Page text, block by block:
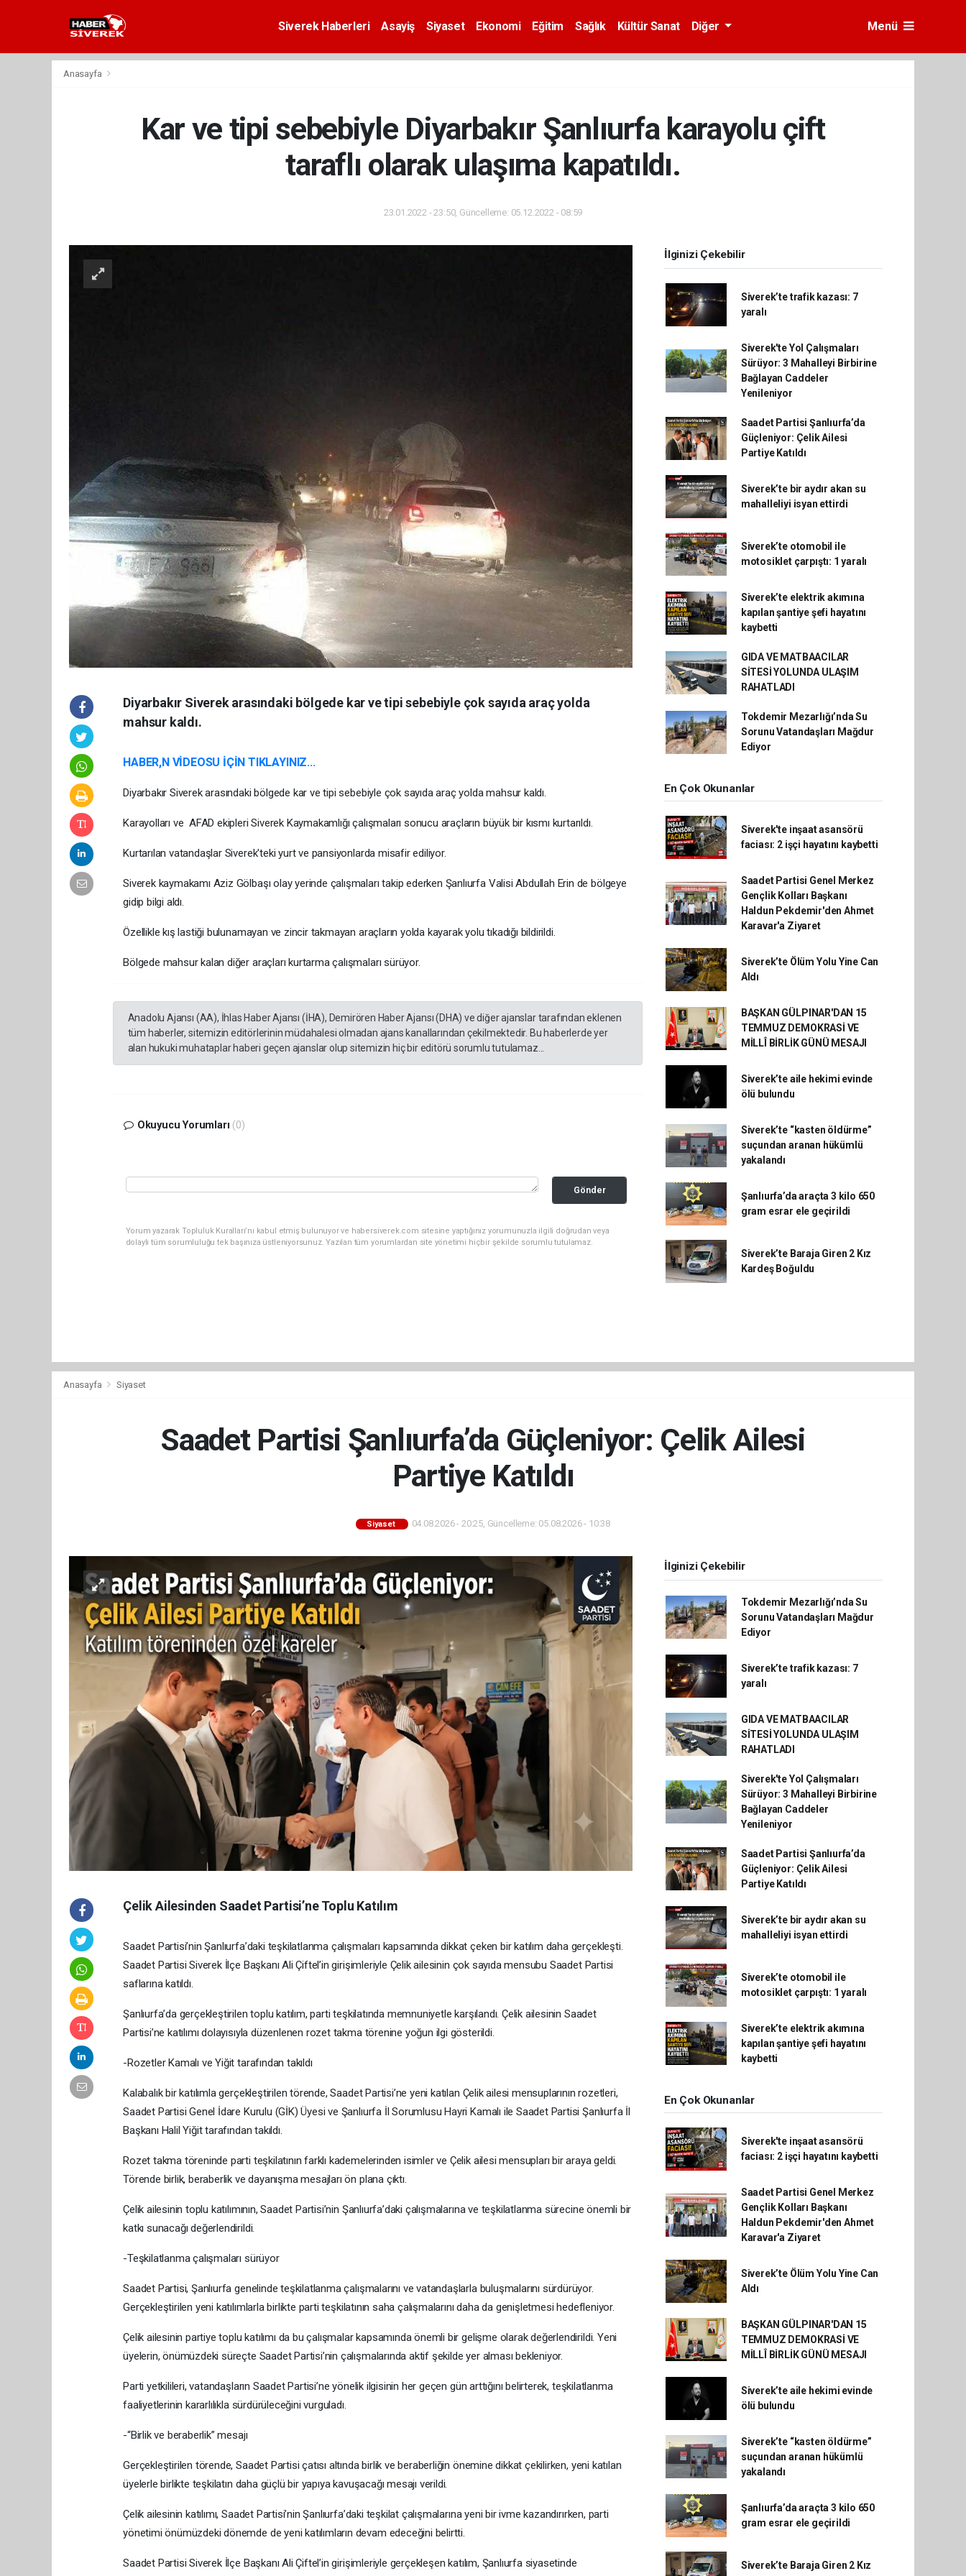
Siverek Haberleri Asayiş Siyaset Ekonomi Eğitim Sağlık Kültür Sanat Diğer Menü
Anasayfa
Kar ve tipi sebebiyle Diyarbakır Şanlıurfa karayolu çift
taraflı olarak ulaşıma kapatıldı.
23.01.2022 - 23:50, Güncelleme: 05.12.2022 - 08:59
Diyarbakır Siverek arasındaki bölgede kar ve tipi sebebiyle çok sayıda araç yolda
mahsur kaldı.
HABER,N VİDEOSU İÇİN TIKLAYINIZ...
Diyarbakır Siverek arasındaki bölgede kar ve tipi sebebiyle çok sayıda araç yolda mahsur kaldı.
Karayolları ve AFAD ekipleri Siverek Kaymakamlığı çalışmaları sonucu araçların büyük bir kısmı kurtarıldı.
Kurtarılan vatandaşlar Siverek'teki yurt ve pansiyonlarda misafir ediliyor.
Siverek kaymakamı Aziz Gölbaşı olay yerinde çalışmaları takip ederken Şanlıurfa Valisi Abdullah Erin de bölgeye
gidip bilgi aldı.
Özellikle kış lastiği bulunamayan ve zincir takmayan araçların yolda kayarak yolu tıkadığı bildirildi.
Bölgede mahsur kalan diğer araçları kurtarma çalışmaları sürüyor.
Anadolu Ajansı (AA), İhlas Haber Ajansı (İHA), Demirören Haber Ajansı (DHA) ve diğer ajanslar tarafından eklenen
tüm haberler, sitemizin editörlerinin müdahalesi olmadan ajans kanallarından çekilmektedir. Bu haberlerde yer
alan hukuki muhataplar haberi geçen ajanslar olup sitemizin hiç bir editörü sorumlu tutulamaz...
Okuyucu Yorumları (0)
Gönder
Yorum yazarak Topluluk Kuralları’nı kabul etmiş bulunuyor ve habersiverek.com sitesine yaptığınız yorumunuzla ilgili doğrudan veya
dolaylı tüm sorumluluğu tek başınıza üstleniyorsunuz. Yazılan tüm yorumlardan site yönetimi hiçbir şekilde sorumlu tutulamaz.
İlginizi Çekebilir
Siverek’te trafik kazası: 7
yaralı
Siverek'te Yol Çalışmaları
Sürüyor: 3 Mahalleyi Birbirine
Bağlayan Caddeler
Yenileniyor
Saadet Partisi Şanlıurfa’da
Güçleniyor: Çelik Ailesi
Partiye Katıldı
Siverek’te bir aydır akan su
mahalleliyi isyan ettirdi
Siverek’te otomobil ile
motosiklet çarpıştı: 1 yaralı
Siverek’te elektrik akımına
kapılan şantiye şefi hayatını
kaybetti
GIDA VE MATBAACILAR
SİTESİ YOLUNDA ULAŞIM
RAHATLADI
Tokdemir Mezarlığı’nda Su
Sorunu Vatandaşları Mağdur
Ediyor
En Çok Okunanlar
Siverek'te inşaat asansörü
faciası: 2 işçi hayatını kaybetti
Saadet Partisi Genel Merkez
Gençlik Kolları Başkanı
Haldun Pekdemir'den Ahmet
Karavar'a Ziyaret
Siverek’te Ölüm Yolu Yine Can
Aldı
BAŞKAN GÜLPINAR'DAN 15
TEMMUZ DEMOKRASİ VE
MİLLÎ BİRLİK GÜNÜ MESAJI
Siverek’te aile hekimi evinde
ölü bulundu
Siverek’te “kasten öldürme”
suçundan aranan hükümlü
yakalandı
Şanlıurfa’da araçta 3 kilo 650
gram esrar ele geçirildi
Siverek’te Baraja Giren 2 Kız
Kardeş Boğuldu
Anasayfa Siyaset
Saadet Partisi Şanlıurfa’da Güçleniyor: Çelik Ailesi
Partiye Katıldı
Siyaset 04.08.2026 - 20:25, Güncelleme: 05.08.2026 - 10:38
Çelik Ailesinden Saadet Partisi’ne Toplu Katılım
Saadet Partisi’nin Şanlıurfa’daki teşkilatlanma çalışmaları kapsamında dikkat çeken bir katılım daha gerçekleşti.
Saadet Partisi Siverek İlçe Başkanı Ali Çiftel’in girişimleriyle Çelik ailesinin çok sayıda mensubu Saadet Partisi
saflarına katıldı.
Şanlıurfa’da gerçekleştirilen toplu katılım, parti teşkilatında memnuniyetle karşılandı. Çelik ailesinin Saadet
Partisi’ne katılımı dolayısıyla düzenlenen rozet takma törenine yoğun ilgi gösterildi.
-Rozetler Kamalı ve Yiğit tarafından takıldı
Kalabalık bir katılımla gerçekleştirilen törende, Saadet Partisi’ne yeni katılan Çelik ailesi mensuplarının rozetleri,
Saadet Partisi Genel İdare Kurulu (GİK) Üyesi ve Şanlıurfa İl Sorumlusu Hayri Kamalı ile Saadet Partisi Şanlıurfa İl
Başkanı Halil Yiğit tarafından takıldı.
Rozet takma töreninde parti teşkilatının farklı kademelerinden isimler ve Çelik ailesi mensupları bir araya geldi.
Törende birlik, beraberlik ve dayanışma mesajları ön plana çıktı.
Çelik ailesinin toplu katılımının, Saadet Partisi’nin Şanlıurfa’daki çalışmalarına ve teşkilatlanma sürecine önemli bir
katkı sunacağı değerlendirildi.
-Teşkilatlanma çalışmaları sürüyor
Saadet Partisi, Şanlıurfa genelinde teşkilatlanma çalışmalarını ve vatandaşlarla buluşmalarını sürdürüyor.
Gerçekleştirilen yeni katılımlarla birlikte parti teşkilatının saha çalışmalarını daha da genişletmesi hedefleniyor.
Çelik ailesinin partiye toplu katılımı da bu çalışmalar kapsamında önemli bir gelişme olarak değerlendirildi. Yeni
üyelerin, önümüzdeki süreçte Saadet Partisi’nin çalışmalarında aktif şekilde yer alması bekleniyor.
Parti yetkilileri, vatandaşların Saadet Partisi’ne yönelik ilgisinin her geçen gün arttığını belirterek, teşkilatlanma
faaliyetlerinin kararlılıkla sürdürüleceğini vurguladı.
-“Birlik ve beraberlik” mesajı
Gerçekleştirilen törende, Saadet Partisi çatısı altında birlik ve beraberliğin önemine dikkat çekilirken, yeni katılan
üyelerle birlikte teşkilatın daha güçlü bir yapıya kavuşacağı mesajı verildi.
Çelik ailesinin katılımı, Saadet Partisi’nin Şanlıurfa’daki teşkilat çalışmalarına yeni bir ivme kazandırırken, parti
yönetimi önümüzdeki dönemde de yeni katılımların devam edeceğini belirtti.
Saadet Partisi Siverek İlçe Başkanı Ali Çiftel’in girişimleriyle gerçekleşen katılım, Şanlıurfa siyasetinde
İlginizi Çekebilir
Tokdemir Mezarlığı’nda Su
Sorunu Vatandaşları Mağdur
Ediyor
Siverek’te trafik kazası: 7
yaralı
GIDA VE MATBAACILAR
SİTESİ YOLUNDA ULAŞIM
RAHATLADI
Siverek'te Yol Çalışmaları
Sürüyor: 3 Mahalleyi Birbirine
Bağlayan Caddeler
Yenileniyor
Saadet Partisi Şanlıurfa’da
Güçleniyor: Çelik Ailesi
Partiye Katıldı
Siverek’te bir aydır akan su
mahalleliyi isyan ettirdi
Siverek’te otomobil ile
motosiklet çarpıştı: 1 yaralı
Siverek’te elektrik akımına
kapılan şantiye şefi hayatını
kaybetti
En Çok Okunanlar
Siverek'te inşaat asansörü
faciası: 2 işçi hayatını kaybetti
Saadet Partisi Genel Merkez
Gençlik Kolları Başkanı
Haldun Pekdemir'den Ahmet
Karavar'a Ziyaret
Siverek’te Ölüm Yolu Yine Can
Aldı
BAŞKAN GÜLPINAR'DAN 15
TEMMUZ DEMOKRASİ VE
MİLLÎ BİRLİK GÜNÜ MESAJI
Siverek’te aile hekimi evinde
ölü bulundu
Siverek’te “kasten öldürme”
suçundan aranan hükümlü
yakalandı
Şanlıurfa’da araçta 3 kilo 650
gram esrar ele geçirildi
Siverek’te Baraja Giren 2 Kız